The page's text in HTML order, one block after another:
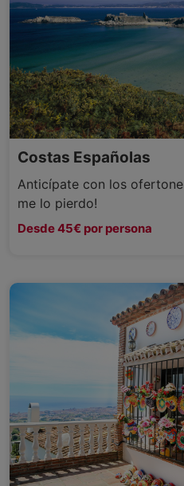
Costas Españolas
Anticípate con los
me lo pierdo!
Desde 45€ por persona